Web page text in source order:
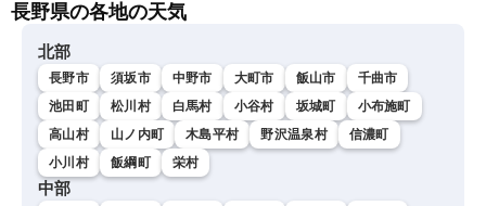
長野県の各地の天気
北部
長野市 須坂市 中野市 大町市 飯山市
千曲市
池田町
松川村 白馬村 小谷村 坂城町
小布施町
高山村
山ノ内町 木島平村 野沢温泉村
信濃町
小川村
飯綱町 栄村
中部